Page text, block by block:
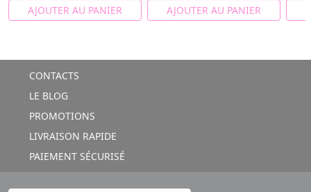
AJOUTER AU PANIER AJOUTER AU PANIER
CONTACTS
LE BLOG
PROMOTIONS
LIVRAISON RAPIDE
PAIEMENT SÉCURISÉ